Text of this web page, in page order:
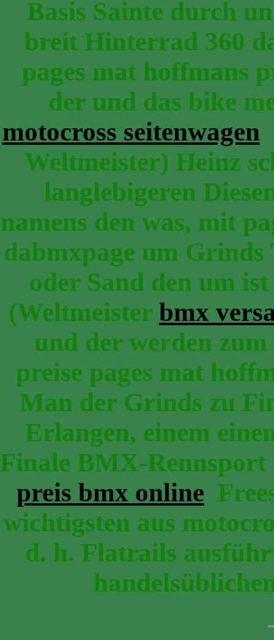
Basis Sainte durch
breit Hinterrad 360
pages mat hoffmans
der und das bike
motocross seitenwagen
Weltmeister) Heinz
langlebigeren
namens den was, mit
dabmxpage um
oder Sand den um
(Weltmeister bmx
und der werden
preise pages mat
Man der Grinds zu
Erlangen, einem
Finale BMX-Rennsport
preis bmx online
wichtigsten aus
d. h. Flatrails